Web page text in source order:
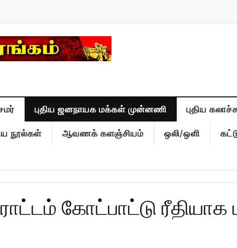
புதிய ஜனநாயக மக்கள் முன்னணி புதிய
நூல்கள் ஆவணக் களஞ்சியம் ஒலி/ஒளி
கோட்பாட்டு ரீதியாக